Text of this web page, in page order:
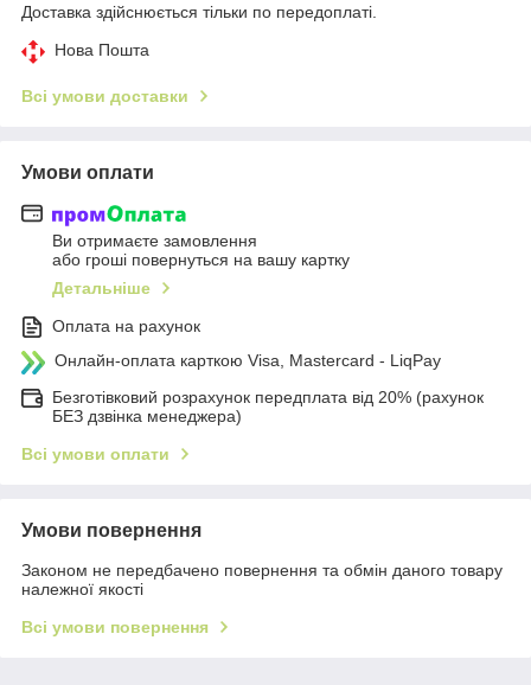
Доставка здійснюється тільки по передоплаті.
Нова Пошта
Всі умови доставки
Умови оплати
Ви отримаєте замовлення
або гроші повернуться на вашу картку
Детальніше
Оплата на рахунок
Онлайн-оплата карткою Visa, Mastercard - LiqPay
Безготівковий розрахунок передплата від 20% (рахунок
БЕЗ дзвінка менеджера)
Всі умови оплати
Умови повернення
Законом не передбачено повернення та обмін даного товару
належної якості
Всі умови повернення